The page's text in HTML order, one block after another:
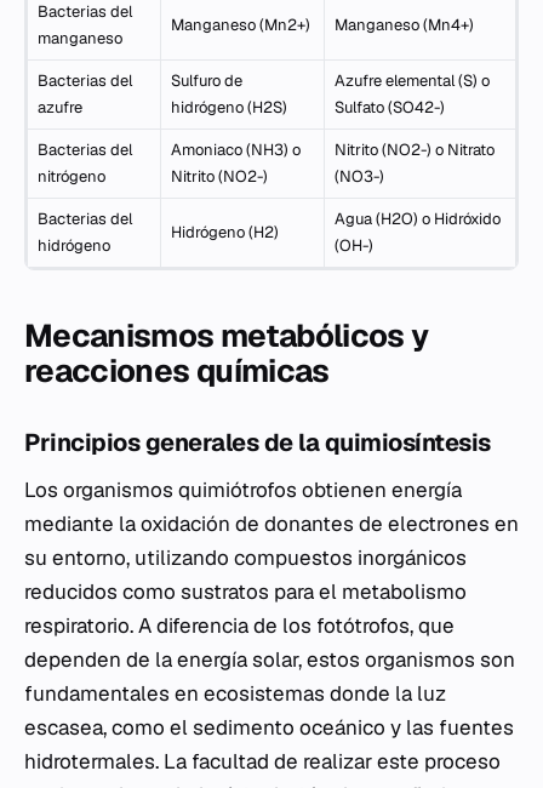
Bacterias del
manganeso
Manganeso (Mn2+) Manganeso (Mn4+)
Bacterias del
azufre
Sulfuro de
hidrógeno (H2S)
Azufre elemental (S) o
Sulfato (SO42-)
Bacterias del
nitrógeno
Amoniaco (NH3) o
Nitrito (NO2-)
Nitrito (NO2-) o Nitrato
(NO3-)
Bacterias del
hidrógeno
Hidrógeno (H2)
Agua (H2O) o Hidróxido
(OH-)
Mecanismos metabólicos y
reacciones químicas
Principios generales de la quimiosíntesis
Los organismos quimiótrofos obtienen energía
mediante la oxidación de donantes de electrones en
su entorno, utilizando compuestos inorgánicos
reducidos como sustratos para el metabolismo
respiratorio. A diferencia de los fotótrofos, que
dependen de la energía solar, estos organismos son
fundamentales en ecosistemas donde la luz
escasea, como el sedimento oceánico y las fuentes
hidrotermales. La facultad de realizar este proceso